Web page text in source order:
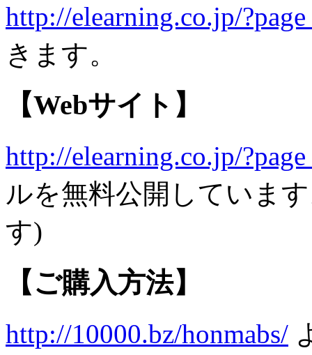
http://elearning.co.jp/
きます。
【Webサイト】
http://elearning.co.jp/
ルを無料公開していま
す)
【ご購入方法】
http://10000.bz/honmabs/